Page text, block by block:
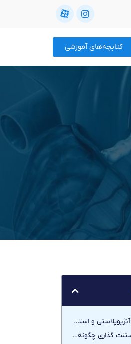
کتابچه‌های آموزشی
چگونه باید برای آنژیوپلاستی و استنت گذاری آماده شد؟
آنژیوپلاستی و استنت گذاری چگونه انجام می شوند؟